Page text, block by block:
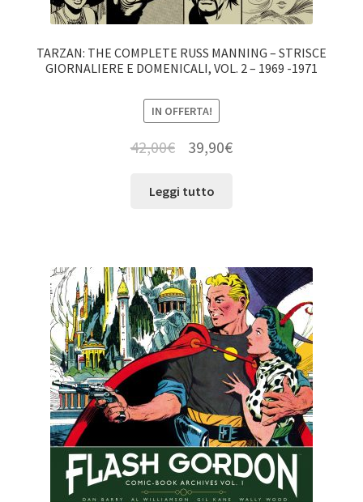
TARZAN: THE COMPLETE RUSS MANNING – STRISCE
GIORNALIERE E DOMENICALI, VOL. 2 – 1969 -1971
IN OFFERTA!
42,00€ 39,90€
Leggi tutto